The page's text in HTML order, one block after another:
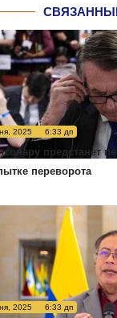
2025 6:33 дп
предстанет
переворота
2025 6:33 дп